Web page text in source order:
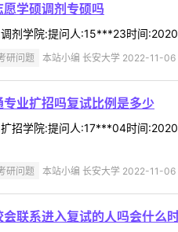
愿学硕调剂专硕吗
剂学院:提问人:15***23时间
研问题 本站小编 长安大学 2022-11-06
专业扩招吗复试比例是多少
招学院:提问人:17***04时间
研问题 本站小编 长安大学 2022-11-06
会联系进入复试的人吗会什么